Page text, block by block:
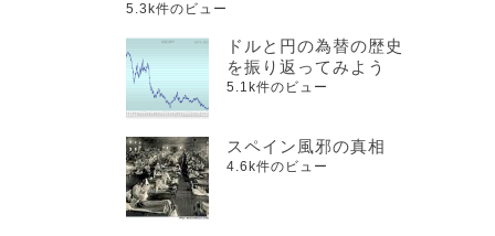
5.3k件のビュー
ドルと円の為替の歴史
を振り返ってみよう
5.1k件のビュー
スペイン風邪の真相
4.6k件のビュー